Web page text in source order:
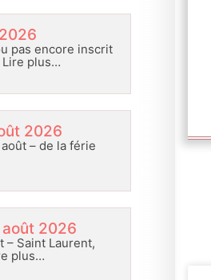
pas encore inscrit
Lire plus…
2026
– de la férie
août 2026
– Saint Laurent,
plus…